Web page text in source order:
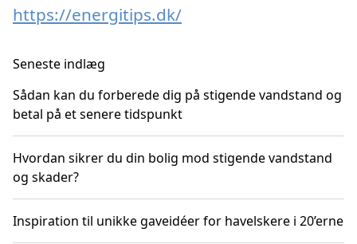
https://energitips.dk/
Seneste indlæg
Sådan kan du forberede dig på stigende vandstand og
betal på et senere tidspunkt
Hvordan sikrer du din bolig mod stigende vandstand
og skader?
Inspiration til unikke gaveidéer for havelskere i 20’erne